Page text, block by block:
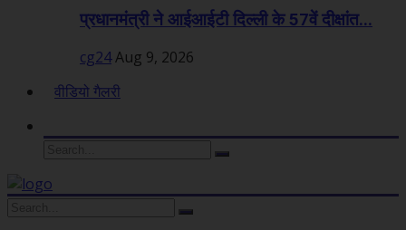
प्रधानमंत्री ने आईआईटी दिल्ली के 57वें दीक्षांत...
cg24Aug 9, 2026
वीडियो गैलरी